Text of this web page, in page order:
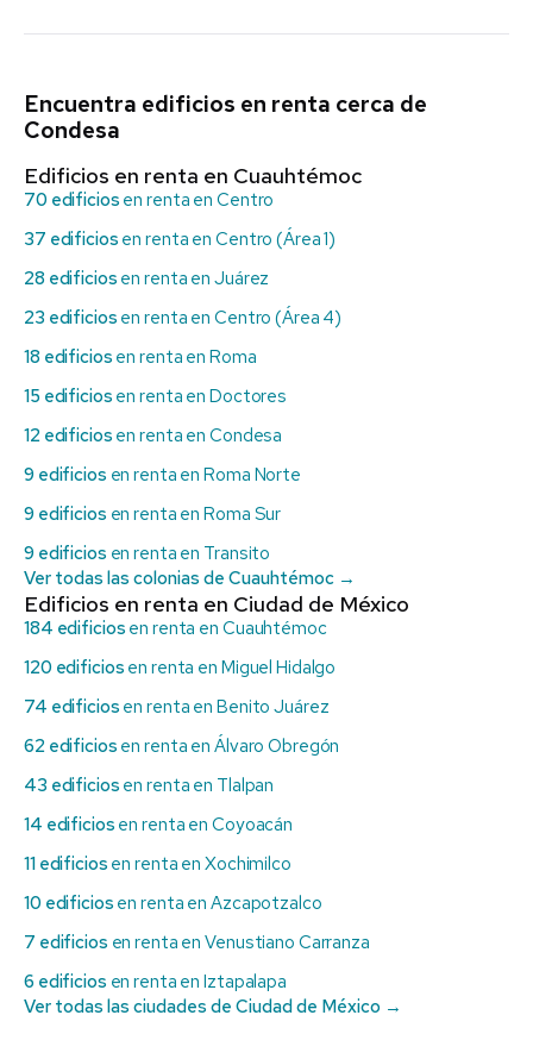
Encuentra edificios en renta cerca de
Condesa
Edificios en renta en Cuauhtémoc
70 edificios en renta en Centro
37 edificios en renta en Centro (Área 1)
28 edificios en renta en Juárez
23 edificios en renta en Centro (Área 4)
18 edificios en renta en Roma
15 edificios en renta en Doctores
12 edificios en renta en Condesa
9 edificios en renta en Roma Norte
9 edificios en renta en Roma Sur
9 edificios en renta en Transito
Ver todas las colonias de Cuauhtémoc →
Edificios en renta en Ciudad de México
184 edificios en renta en Cuauhtémoc
120 edificios en renta en Miguel Hidalgo
74 edificios en renta en Benito Juárez
62 edificios en renta en Álvaro Obregón
43 edificios en renta en Tlalpan
14 edificios en renta en Coyoacán
11 edificios en renta en Xochimilco
10 edificios en renta en Azcapotzalco
7 edificios en renta en Venustiano Carranza
6 edificios en renta en Iztapalapa
Ver todas las ciudades de Ciudad de México →